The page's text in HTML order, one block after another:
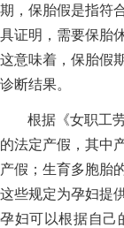
期，保胎假是指符
具证明，需要保胎
这意味着，保胎假
诊断结果。
根据《女职工
的法定产假，其中
产假；生育多胞胎
这些规定为孕妇提
孕妇可以根据自己